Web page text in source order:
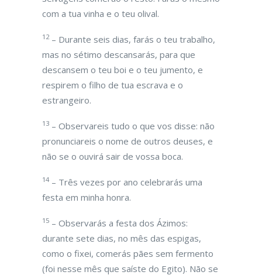
com a tua vinha e o teu olival.
12– Durante seis dias, farás o teu trabalho,
mas no sétimo descansarás, para que
descansem o teu boi e o teu jumento, e
respirem o filho de tua escrava e o
estrangeiro.
13 – Observareis tudo o que vos disse: não
pronunciareis o nome de outros deuses, e
não se o ouvirá sair de vossa boca.
14 – Três vezes por ano celebrarás uma
festa em minha honra.
15 – Observarás a festa dos Ázimos:
durante sete dias, no mês das espigas,
como o fixei, comerás pães sem fermento
(foi nesse mês que saíste do Egito). Não se